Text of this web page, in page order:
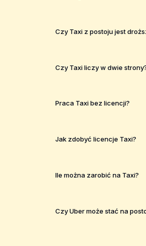
Czy Taxi z postoju jest
Czy Taxi liczy w dwie
Praca Taxi bez licencji?
Jak zdobyć licencje Taxi?
Ile można zarobić na Taxi?
Czy Uber może stać na